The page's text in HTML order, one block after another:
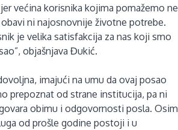
većina korisnika kojima pomažemo ne
ni najosnovnije životne potrebe.
je velika satisfakcija za nas koji smo
objašnjava Đukić.
imajući na umu da ovaj posao
prepoznat od strane institucija, pa ni
obimu i odgovornosti posla. Osim
od prošle godine postoji i u